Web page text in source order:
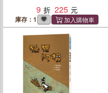
9
225
庫存：1